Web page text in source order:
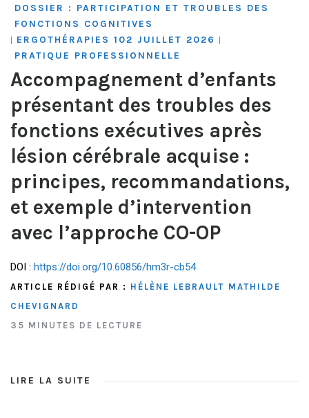
DOSSIER : PARTICIPATION ET TROUBLES DES
FONCTIONS COGNITIVES
| ERGOTHÉRAPIES 102 JUILLET 2026 |
PRATIQUE PROFESSIONNELLE
Accompagnement d’enfants
présentant des troubles des
fonctions exécutives après
lésion cérébrale acquise :
principes, recommandations,
et exemple d’intervention
avec l’approche CO-OP
DOI : https://doi.org/10.60856/hm3r-cb54
ARTICLE RÉDIGÉ PAR : HÉLÈNE LEBRAULT MATHILDE
CHEVIGNARD
35 MINUTES DE LECTURE
LIRE LA SUITE